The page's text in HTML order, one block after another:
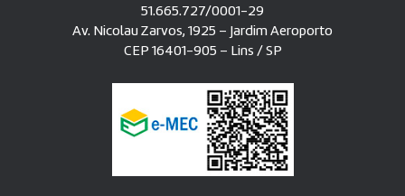
51.665.727/0001-29
Av. Nicolau Zarvos, 1925 – Jardim Aeroporto
CEP 16401-905 – Lins / SP